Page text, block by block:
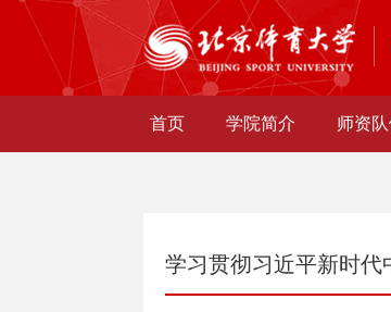
首页 学院简介 师资
学习贯彻习近平新时